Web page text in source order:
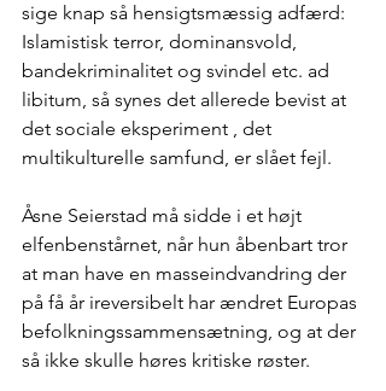
sige knap så hensigtsmæssig adfærd:
Islamistisk terror, dominansvold,
bandekriminalitet og svindel etc. ad
libitum, så synes det allerede bevist at
det sociale eksperiment , det
multikulturelle samfund, er slået fejl.
Åsne Seierstad må sidde i et højt
elfenbenstårnet, når hun åbenbart tror
at man have en masseindvandring der
på få år ireversibelt har ændret Europas
befolkningssammensætning, og at der
så ikke skulle høres kritiske røster.